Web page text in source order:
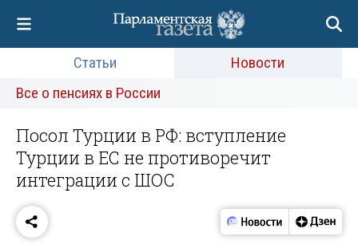
Статьи
Новости
Все о пенсиях в России
Посол Турции в РФ: вступление
Турции в ЕС не противоречит
интеграции с ШОС